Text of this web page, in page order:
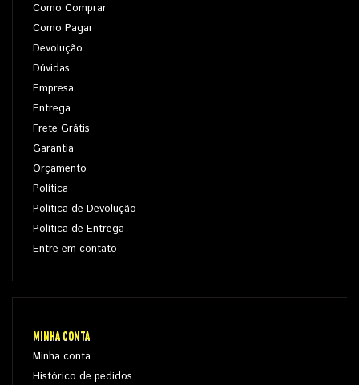
Como Comprar
Como Pagar
Devolução
Dúvidas
Empresa
Entrega
Frete Grátis
Garantia
Orçamento
Política
Política de Devolução
Política de Entrega
Entre em contato
MINHA CONTA
Minha conta
Histórico de pedidos